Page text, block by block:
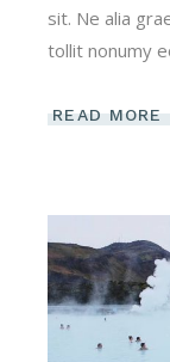
sit. Ne alia
tollit nonumy
READ MORE